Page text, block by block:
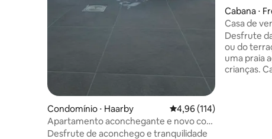
Condomínio ⋅ Haarby 4,96 de uma avaliação
4,96 (114)
Apartamento aconchegante e novo com
piscina
Desfrute de aconchego e tranquilidade
Cabana ⋅
Casa de
tranquila e
Desfrute
ou do
uma praia
crianças.